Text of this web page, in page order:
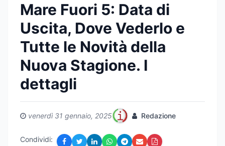
Mare Fuori 5: Data di
Uscita, Dove Vederlo e
Tutte le Novità della
Nuova Stagione. I
dettagli
venerdì 31 gennaio, 2025 Redazione
Condividi: